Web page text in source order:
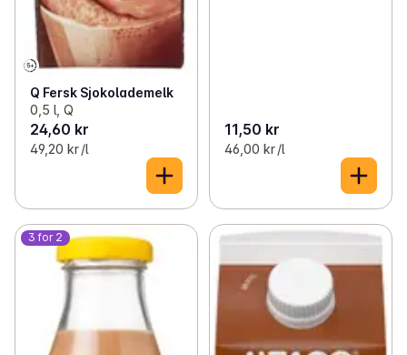
Q Fersk Sjokolademelk
0,5 l, Q
24,60 kr
49,20 kr /l
11,50 kr
46,00 kr /l
3 for 2